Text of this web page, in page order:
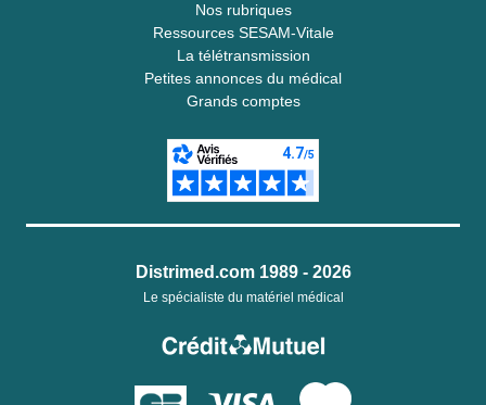
Nos rubriques
Ressources SESAM-Vitale
La télétransmission
Petites annonces du médical
Grands comptes
Distrimed.com 1989 - 2026
Le spécialiste du matériel médical